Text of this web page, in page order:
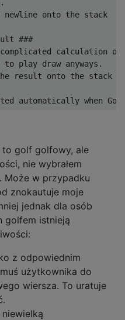
onto the stack
###
complicated calculation
to play draw anyways.
result onto the stack
to golf golfowy, ale
nie wybrałem
Może w przypadku
znokautuje moje
jednak dla osób
golfem istnieją
z odpowiednim
użytkownika do
wiersza. To uratuje
niewielką